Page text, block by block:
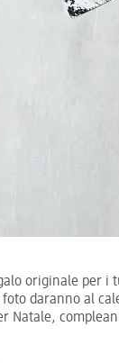
originale per i
daranno al
Natale,